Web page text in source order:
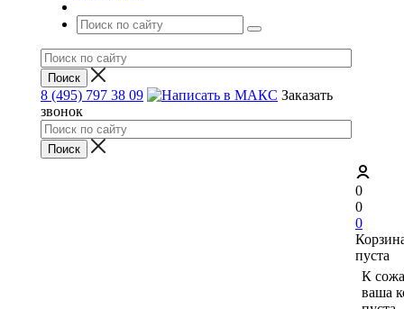
8 (495) 797 38 09
Заказать
звонок
0
0
0
пуста
К
ваша